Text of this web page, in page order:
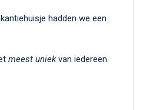
hadden we een
meest uniekvan iedereen.